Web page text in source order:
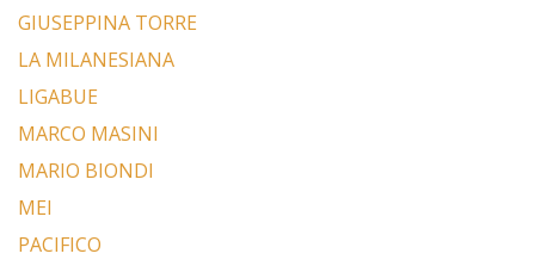
GIUSEPPINA TORRE
LA MILANESIANA
LIGABUE
MARCO MASINI
MARIO BIONDI
MEI
PACIFICO